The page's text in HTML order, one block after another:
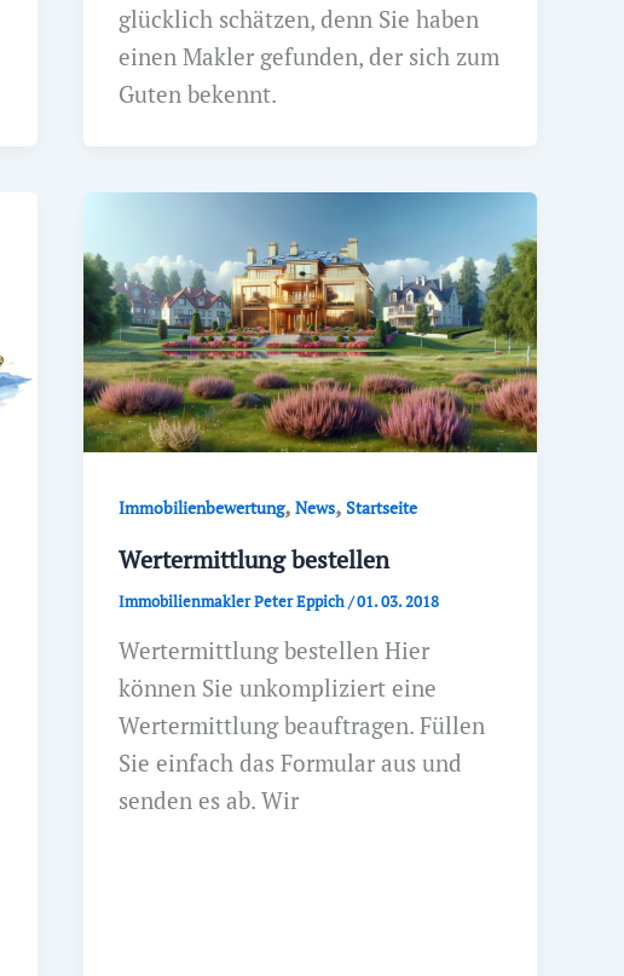
glücklich schätzen, denn Sie haben
einen Makler gefunden, der sich zum
Guten bekennt.
Immobilienbewertung, News, Startseite
Wertermittlung bestellen
Immobilienmakler Peter Eppich/01. 03. 2018
Wertermittlung bestellen Hier
können Sie unkompliziert eine
Wertermittlung beauftragen. Füllen
Sie einfach das Formular aus und
senden es ab. Wir